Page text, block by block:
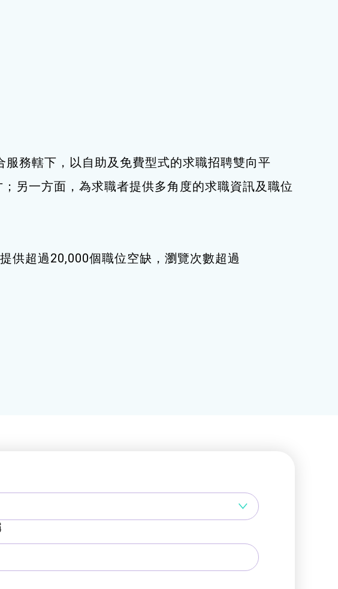
務轄下，以自助及免費型式的求職招聘雙向平
另一方面，為求職者提供多角度的求職資訊及職位
供超過20,000個職位空缺，瀏覽次數超過